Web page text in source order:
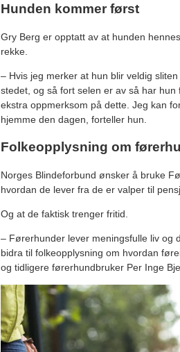
Hunden kommer først
Gry Berg er opptatt av at hunden
rekke.
– Hvis jeg merker at hun blir veldig
stedet, og så fort selen er av så har
ekstra oppmerksom på dette. Jeg kan
hjemme den dagen, forteller hun.
Folkeopplysning om
Norges Blindeforbund ønsker å bruke
hvordan de lever fra de er valper til
Og at de faktisk trenger fritid.
– Førerhunder lever meningsfulle liv og
bidra til folkeopplysning om hvordan
og tidligere førerhundbruker Per Inge